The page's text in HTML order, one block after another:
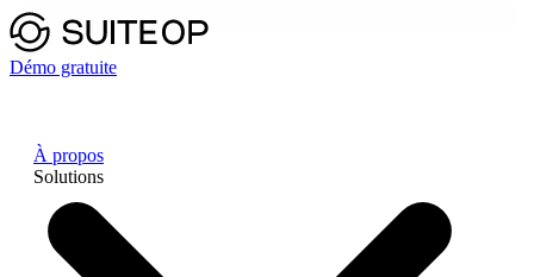
Démo gratuite
À propos
Solutions